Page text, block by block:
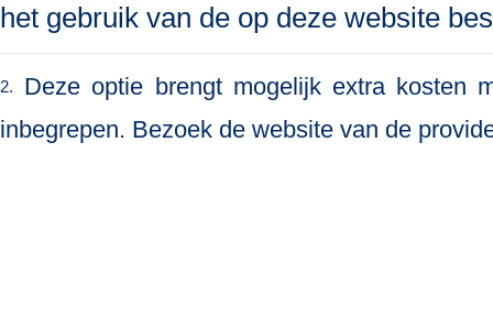
het gebruik van de op deze website
2.
Deze optie brengt mogelijk extra kosten
inbegrepen. Bezoek de website van de